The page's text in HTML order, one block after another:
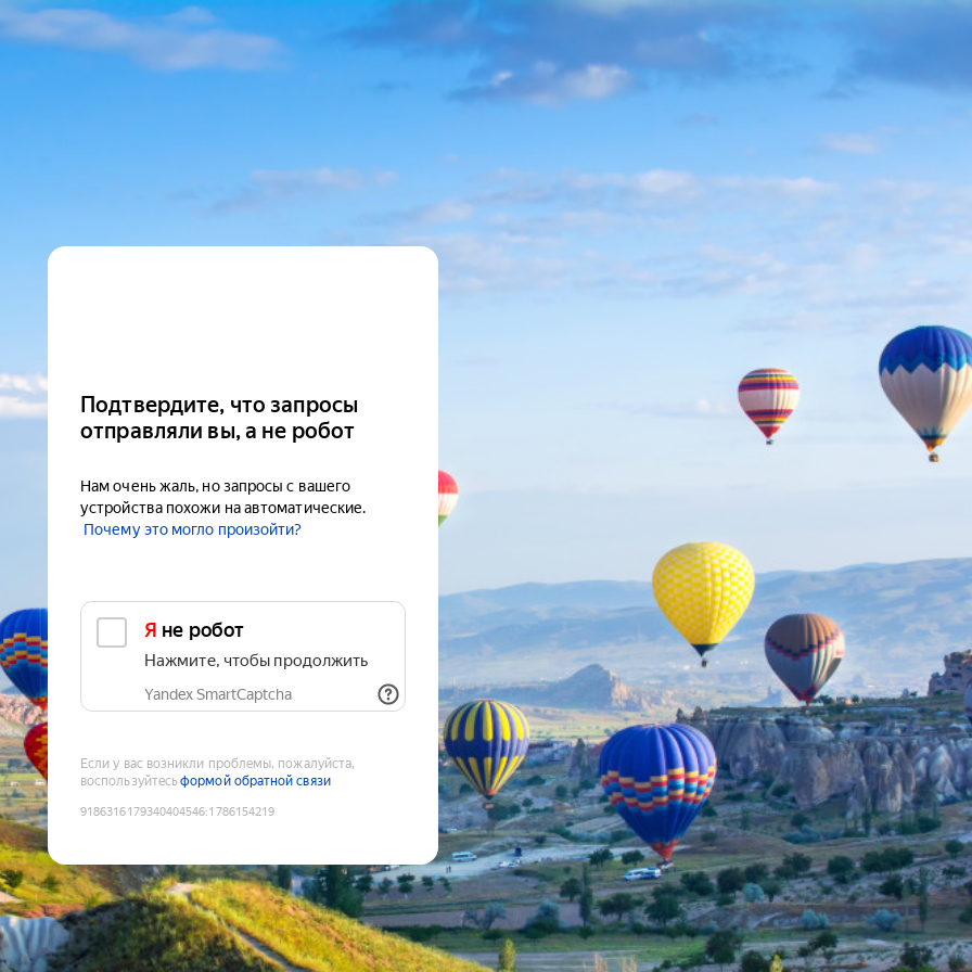
Подтвердите, что запросы
отправляли вы, а не робот
Нам очень жаль, но запросы с вашего
устройства похожи на автоматические.
Почему это могло произойти?
Я не робот
Нажмите, чтобы продолжить
Yandex SmartCaptcha
Если у вас возникли проблемы, пожалуйста,
воспользуйтесьформой обратной связи
9186316179340404546:1786154219